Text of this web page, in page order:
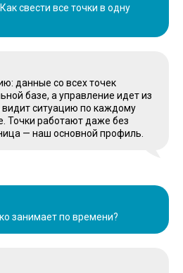
свести все точки в одну
данные со всех точек
базе, а управление идет из
видит ситуацию по каждому
Точки работают даже без
— наш основной профиль.
занимает по времени?